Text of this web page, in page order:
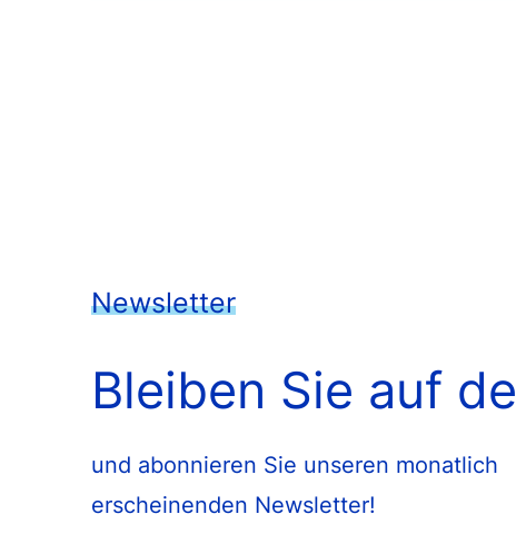
Newsletter
Bleiben Sie auf
und abonnieren Sie unseren monatlich
erscheinenden Newsletter!